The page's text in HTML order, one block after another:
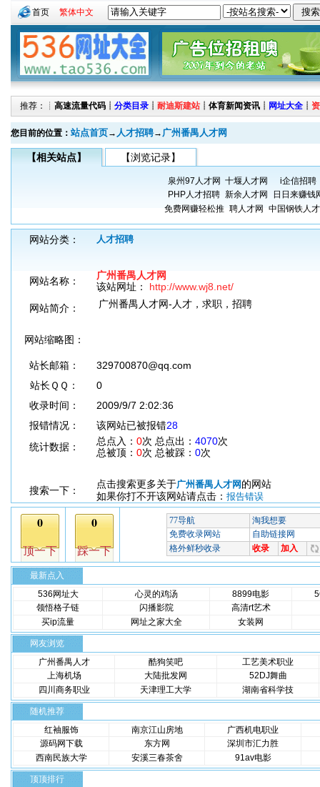
首页 繁体中文
推荐：┊ 高速流量代码 ┊ 分类目录 ┊ 耐迪斯建站 ┊ 体育新闻资讯 ┊ 网址大全 ┊
您目前的位置： 站点首页→ 人才招聘→ 广州番禺人才网
【相关站点】 【浏览记录】
泉州97人才网 十堰人才网
i企信招聘
PHP人才招聘 新余人才网
日日来赚钱
免费网赚轻松推 聘人才网 中国钢铁人
网站分类： 人才招聘
网站名称：
广州番禺人才网
该站网址： http://www.wj8.net/
网站简介：
广州番禺人才网-人才，求职，招聘
网站缩略图：
站长邮箱：
329700870@qq.com
站长ＱＱ：
0
收录时间：
2009/9/7 2:02:36
报错情况：
该网站已被报错28
统计数据：
总点入： 0次 总点出： 4070次
总被顶： 0次 总被踩： 0次
搜索一下：
点击搜索更多关于广州番禺人才网 的网站
如果你打不开该网站请点击： 报告错误
最新点入
536网址大
心灵的鸡汤 8899电影
领悟格子链
闪播影院
高清rt艺术
买ip流量
网址之家大全 女装网
网友浏览
广州番禺人才
酷狗笑吧
工艺美术职业
上海机场
大陆批发网
52DJ舞曲
四川商务职业
天津理工大学 湖南省科学技
随机推荐
红袖服饰
南京江山房地
广西机电职业
源码网下载
东方网
深圳市汇力胜
西南民族大学
安溪三春茶舍 91av电影
顶顶排行